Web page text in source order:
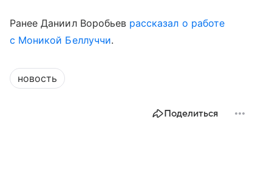
Ранее Даниил Воробьев рассказал о работе
с Моникой Беллуччи.
новость
Поделиться